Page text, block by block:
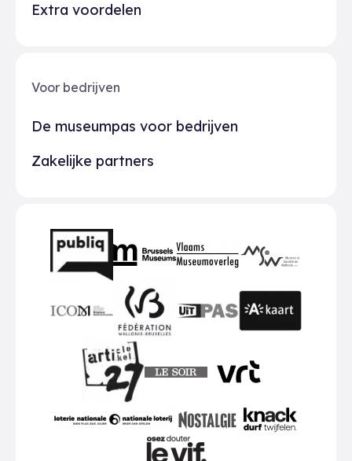
Extra voordelen
Voor bedrijven
De museumpas voor bedrijven
Zakelijke partners
Partners
FWB
Art 27
Nostalgie